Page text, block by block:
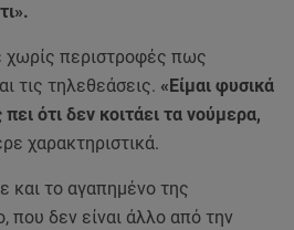
χωρίς περιστροφές πως
τις τηλεθεάσεις. «Είμαι φυσικά
ότι δεν κοιτάει τα νούμερα,
χαρακτηριστικά.
και το αγαπημένο της
που δεν είναι άλλο από την